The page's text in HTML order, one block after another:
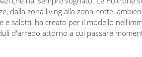
dalla zona living alla zona notte,
salotti, ha creato per il modello
d’arredo attorno a cui passare